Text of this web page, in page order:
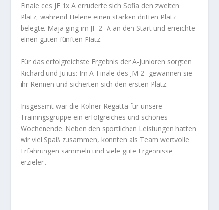
Finale des JF 1x A erruderte sich Sofia den zweiten
Platz, während Helene einen starken dritten Platz
belegte. Maja ging im JF 2- A an den Start und erreichte
einen guten fünften Platz.
Für das erfolgreichste Ergebnis der A-Junioren sorgten
Richard und Julius: Im A-Finale des JM 2- gewannen sie
ihr Rennen und sicherten sich den ersten Platz.
Insgesamt war die Kölner Regatta für unsere
Trainingsgruppe ein erfolgreiches und schönes
Wochenende. Neben den sportlichen Leistungen hatten
wir viel Spaß zusammen, konnten als Team wertvolle
Erfahrungen sammeln und viele gute Ergebnisse
erzielen.